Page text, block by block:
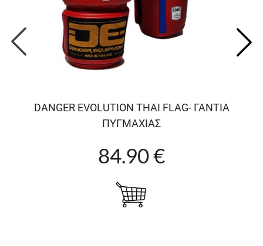
DANGER EVOLUTION THAI FLAG- ΓΑΝΤΙΑ
ΠΥΓΜΑΧΙΑΣ
84.90 €